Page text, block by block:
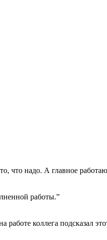
что надо. А главное
работы.”
коллега подсказал